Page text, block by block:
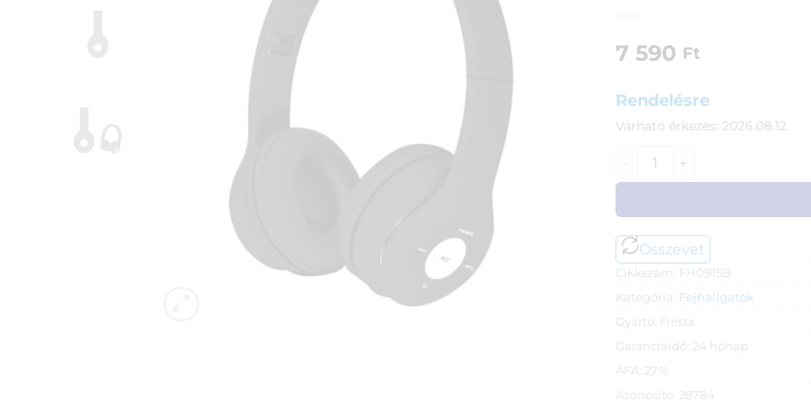
7 590 Ft
Rendelésre
Várható érkezés: 2026.08.12.
Fiesta Freestyle FH0915
Összevet
Cikkszám: FH0915B
Kategória: Fejhallgatók
Gyártó: Fiesta
Garanciaidő: 24 hónap
ÁFA: 27%
Azonosító: 28784